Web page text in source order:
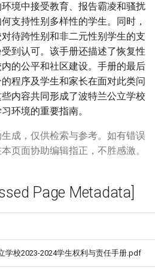
境中接受教育、报告霸凌和骚扰
支持性别多样性的学生。同时，
待跨性别和非二元性别学生的支
到认可。该手册还描述了恢复性
的公平和社区建设。手册的最后
程序及学生和家长在面对此类问
内容共同形成了波特兰公立学校
环境的重要指南。
成，仅供检索与参考。如有错误
页面协助编辑指正，不胜感激。
Page Metadata]
学校2023-2024学生权利与责任手册.pdf